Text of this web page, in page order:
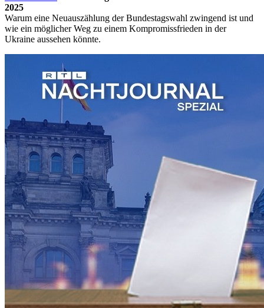
2025
Warum eine Neuauszählung der Bundestagswahl zwingend ist und
wie ein möglicher Weg zu einem Kompromissfrieden in der
Ukraine aussehen könnte.